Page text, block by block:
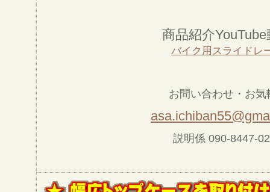
商品紹介YouTube
バイク用スライドレ
お問い合わせ・お気
説明係 090-8447-